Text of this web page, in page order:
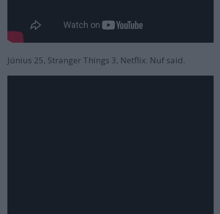
Június 25, Stranger Things 3, Netflix. Nuf said.